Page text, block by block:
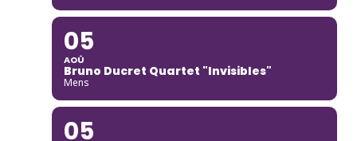
05
AOÛ
Bruno Ducret Quartet "Invisibles"
Mens
05